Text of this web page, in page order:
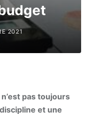
2021
pas toujours
et une